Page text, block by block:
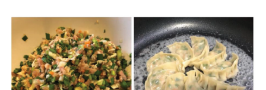
Search
for:
Search